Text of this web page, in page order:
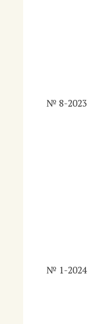
№ 8-2023
№ 1-2024